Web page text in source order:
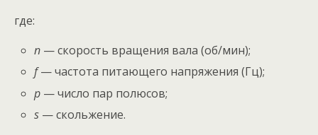
где:
n — скорость вращения вала (об/мин);
f— частота питающего напряжения (Гц);
p — число пар полюсов;
s — скольжение.